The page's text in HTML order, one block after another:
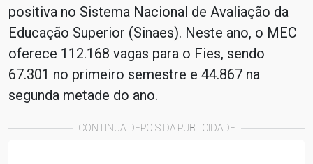
positiva no Sistema Nacional de Avaliação da
Educação Superior (Sinaes). Neste ano, o MEC
oferece 112.168 vagas para o Fies, sendo
67.301 no primeiro semestre e 44.867 na
segunda metade do ano.
CONTINUA DEPOIS DA PUBLICIDADE